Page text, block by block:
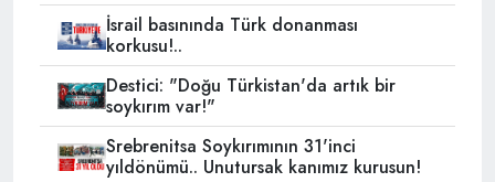
İsrail basınında Türk donanması
korkusu!..
Destici: "Doğu Türkistan'da artık bir
soykırım var!"
Srebrenitsa Soykırımının 31'inci
yıldönümü.. Unutursak kanımız kurusun!